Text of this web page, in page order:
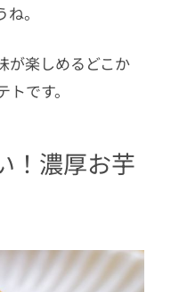
。
が楽しめるどこか
です。
！濃厚お芋